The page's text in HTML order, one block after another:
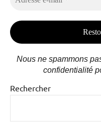
e-
Nous ne spammons
confidentialité
Rechercher